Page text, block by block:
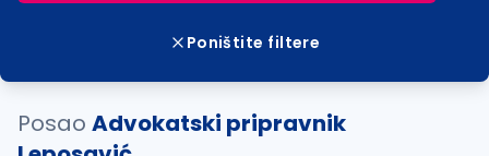
Poništite filtere
Posao Advokatski pripravnik